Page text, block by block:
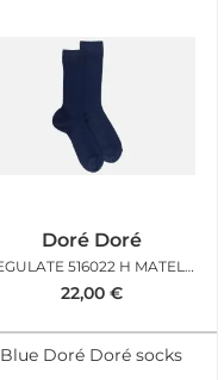
Doré Doré
REGULATE 516022 H MATELOT
22,00 €
Blue Doré Doré socks